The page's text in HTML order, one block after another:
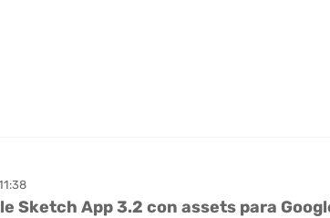
Sketch App 3.2 con assets para